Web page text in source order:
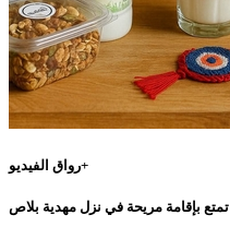
رواق الفيديو+
تمتع بإقامة مريحة في نزل مهدية بلاص